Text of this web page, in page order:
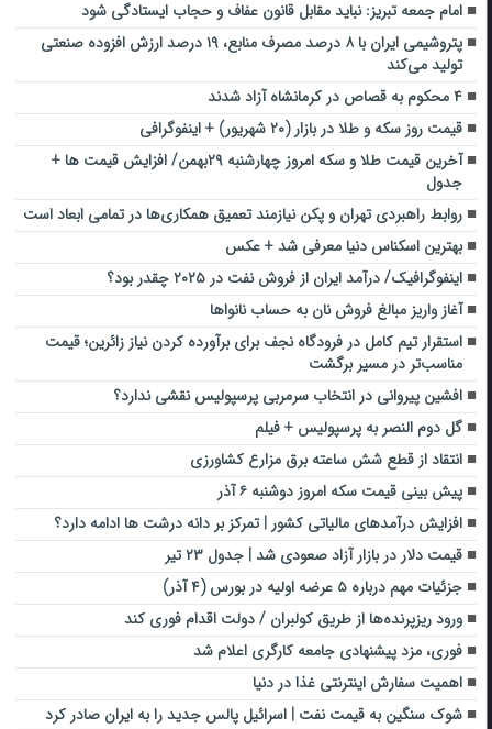
امام جمعه تبریز: نباید مقابل قانون عفاف و حجاب ایستادگی شود
پتروشیمی ایران با ۸ درصد مصرف منابع، ۱۹ درصد ارزش افزوده صنعتی
تولید می‌کند
۴ محکوم به قصاص در کرمانشاه آزاد شدند
قیمت روز سکه و طلا در بازار (۲۰ شهریور) + اینفوگرافی
آخرین قیمت طلا و سکه امروز چهارشنبه ۲۹بهمن/ افزایش قیمت ها +
جدول
روابط راهبردی تهران و پکن نیازمند تعمیق همکاری‌ها در تمامی ابعاد است
بهترین اسکناس دنیا معرفی شد + عکس
اینفوگرافیک/ درآمد ایران از فروش نفت در ۲۰۲۵ چقدر بود؟
آغاز واریز مبالغ فروش نان به حساب نانوا‌ها
استقرار تیم کامل در فرودگاه نجف برای برآورده کردن نیاز زائرین؛ قیمت
مناسب‌تر در مسیر برگشت
افشین پیروانی در انتخاب سرمربی پرسپولیس نقشی ندارد؟
گل دوم النصر به پرسپولیس + فیلم
انتقاد از قطع شش ساعته برق مزارع کشاورزی
پیش بینی قیمت سکه امروز دوشنبه ۶ آذر
افزایش درآمدهای مالیاتی کشور | تمرکز بر دانه‌ درشت‌ ها ادامه دارد؟
قیمت دلار در بازار آزاد صعودی شد | جدول ۲۳ تیر
جزئیات مهم درباره ۵ عرضه اولیه در بورس (۴ آذر)
ورود ریزپرنده‌ها از طریق کولبران / دولت اقدام فوری کند
فوری، مزد پیشنهادی جامعه کارگری اعلام شد
اهمیت سفارش اینترنتی غذا در دنیا
شوک سنگین به قیمت نفت |‌ اسرائیل پالس جدید را به ایران صادر کرد